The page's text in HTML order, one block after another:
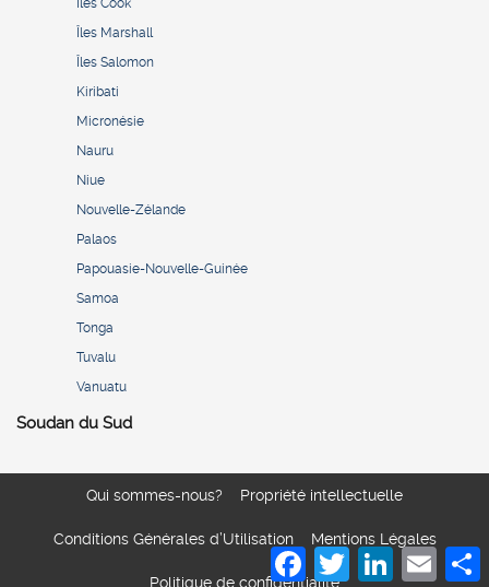
Îles Cook
Îles Marshall
Îles Salomon
Kiribati
Micronésie
Nauru
Niue
Nouvelle-Zélande
Palaos
Papouasie-Nouvelle-Guinée
Samoa
Tonga
Tuvalu
Vanuatu
Soudan du Sud
Qui sommes-nous? Propriété intellectuelle
Conditions Générales d’Utilisation Mentions Légales
Politique de confidentialité
FacebookTwitter LinkedInEmail